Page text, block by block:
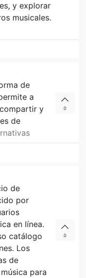
y explorar
musicales.
de
a
y
de
0
de
por
en línea.
catálogo
Los
de
para
0